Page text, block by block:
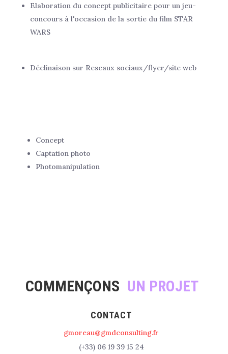
Elaboration du concept publicitaire pour un jeu-
concours à l'occasion de la sortie du film STAR
WARS
Déclinaison sur Reseaux sociaux/flyer/site web
Concept
Captation photo
Photomanipulation
COMMENÇONS UN PROJET
CONTACT
gmoreau@gmdconsulting.fr
(+33) 06 19 39 15 24